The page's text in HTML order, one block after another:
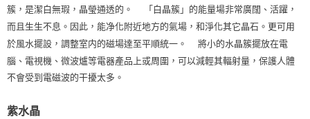
簇，是潔白無瑕，晶瑩通透的。 「白晶簇」的能量場非常廣闊、活躍，
而且生生不息。因此，能净化附近地方的氣場，和淨化其它晶石。更可用
於風水擺設，調整室内的磁場達至平順統一。 將小的水晶簇擺放在電
腦、電視機、微波爐等電器產品上或周圍，可以減輕其輻射量，保護人體
不會受到電磁波的干擾太多。
紫水晶